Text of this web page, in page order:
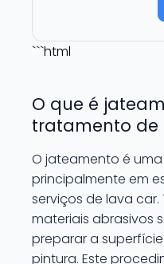
```html
O que é
tratamento de
O jateamento é
principalmente em
serviços de lava
materiais abrasivos
preparar a
pintura. Este